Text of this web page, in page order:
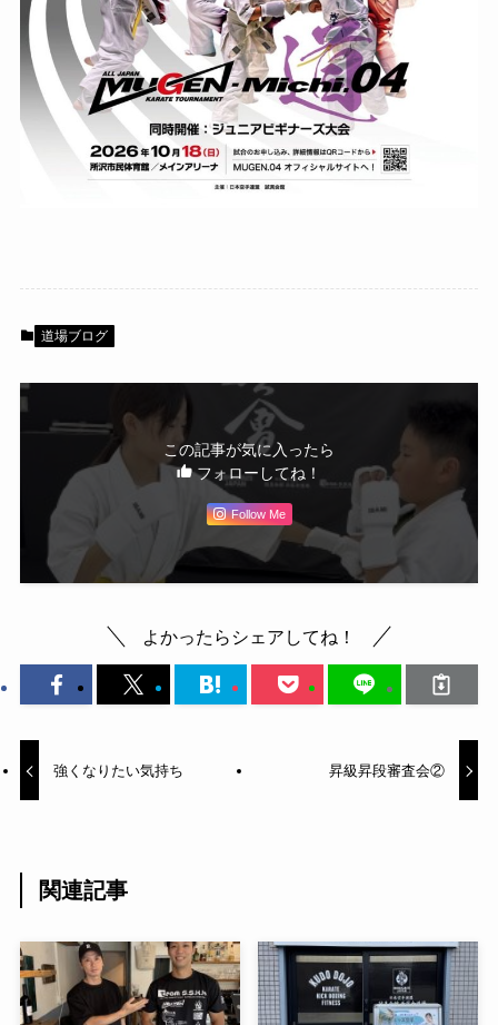
道場ブログ
この記事が気に入ったら
フォローしてね！
Follow Me
よかったらシェアしてね！
強くなりたい気持ち 昇級昇段審査会②
関連記事